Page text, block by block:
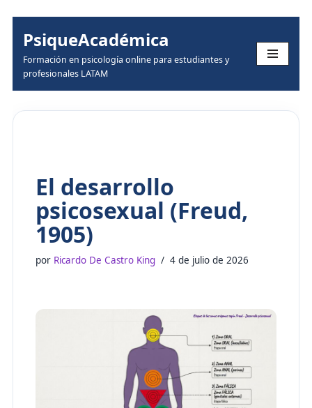
Skip
to
PsiqueAcadémica
Formación en psicología online para estudiantes y
profesionales LATAM
El desarrollo
psicosexual (Freud,
1905)
por Ricardo De Castro King 4 de julio de 2026